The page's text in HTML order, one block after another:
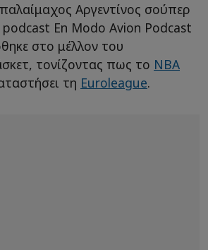
Αργεντίνος σούπερ
En Modo Avion Podcast
στο μέλλον του
τονίζοντας πως το NBA
τη Euroleague.